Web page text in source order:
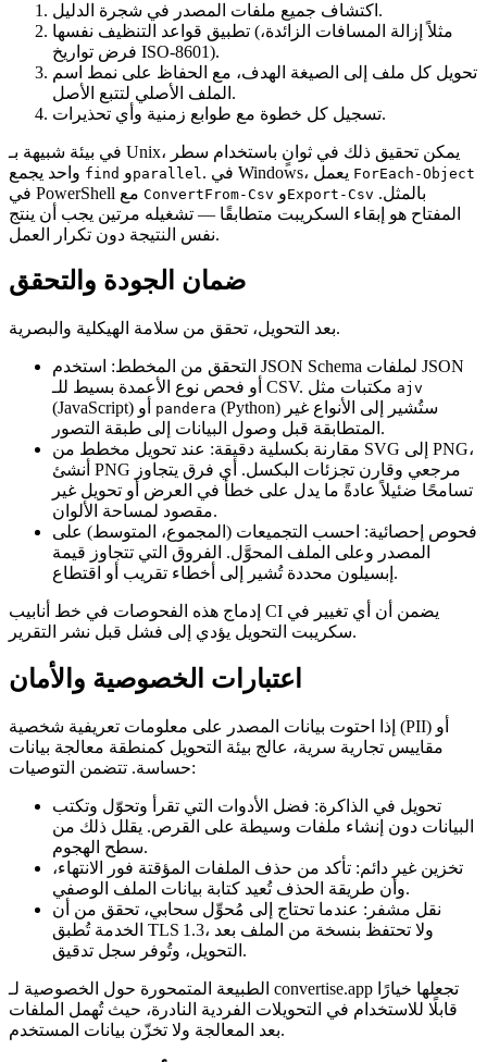
اكتشاف جميع ملفات المصدر في شجرة الدليل.
تطبيق قواعد التنظيف نفسها (مثلاً إزالة المسافات الزائدة،
فرض تواريخ ISO‑8601).
تحويل كل ملف إلى الصيغة الهدف، مع الحفاظ على نمط اسم
الملف الأصلي لتتبع الأصل.
تسجيلكل خطوة مع طوابع زمنية وأي تحذيرات.
في بيئة شبيهة بـ Unix، يمكن تحقيق ذلك في ثوانٍ باستخدام سطر
find وparallel ForEach-Object
ConvertFrom‑Csv وExport‑Csv
المفتاح هو إبقاء السكريبت متطابقًا — تشغيله مرتين يجب أن ينتج
نفس النتيجة دون تكرار العمل.
ضمان الجودة والتحقق
بعد التحويل، تحقق من سلامة الهيكلية والبصرية.
التحقق من المخطط: استخدم JSON Schema لملفات JSON
ajv
pandera (Python) ستُشير إلى الأنواع غير
المتطابقة قبل وصول البيانات إلى طبقة التصور.
مقارنة بكسلية دقيقة: عند تحويل مخطط من SVG إلى PNG،
أنشئ PNG مرجعي وقارن تجزئات البكسل. أي فرق يتجاوز
تسامحًا ضئيلاً عادةً ما يدل على خطأ في العرض أو تحويل غير
مقصود لمساحة الألوان.
فحوص إحصائية: احسب التجميعات (المجموع، المتوسط) على
المصدر وعلى الملف المحوَّل. الفروق التي تتجاوز قيمة
إبسيلون محددة تُشير إلى أخطاء تقريب أو اقتطاع.
إدماج هذه الفحوصات في خط أنابيب CI يضمن أن أي تغيير في
سكريبت التحويل يؤدي إلى فشل قبل نشر التقرير.
اعتبارات الخصوصية والأمان
إذا احتوت بيانات المصدر على معلومات تعريفية شخصية (PII) أو
مقاييس تجارية سرية، عالج بيئة التحويل كمنطقة معالجة بيانات
حساسة. تتضمن التوصيات:
تحويل في الذاكرة: فضل الأدوات التي تقرأ وتحوّل وتكتب
البيانات دون إنشاء ملفات وسيطة على القرص. يقلل ذلك من
سطح الهجوم.
تخزين غير دائم: تأكد من حذف الملفات المؤقتة فور الانتهاء،
وأن طريقة الحذف تُعيد كتابة بيانات الملف الوصفي.
نقل مشفر : عندما تحتاج إلى مُحوِّل سحابي، تحقق من أن
الخدمة تُطبق TLS 1.3، ولا تحتفظ بنسخة من الملف بعد
التحويل، وتُوفر سجل تدقيق.
الطبيعة المتمحورة حول الخصوصية لـ convertise.app تجعلها خيارًا
قابلًا للاستخدام في التحويلات الفردية النادرة، حيث تُهمل الملفات
بعد المعالجة ولا تخزّن بيانات المستخدم.